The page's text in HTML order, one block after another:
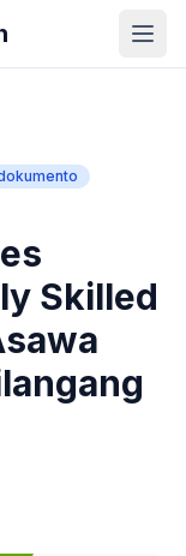
Skilled